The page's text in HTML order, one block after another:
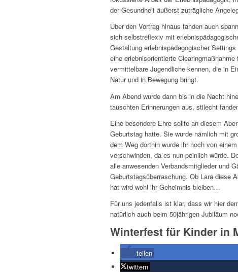
der Gesundheit äußerst zuträgliche
Über den Vortrag hinaus fanden auch
sich selbstreflexiv mit
Gestaltung erlebnispädagogischer
eine erlebnisorientierte
vermittelbare Jugendliche kennen, die in
Natur und in Bewegung bringt.
Am Abend wurde dann bis in die Nacht
tauschten Erinnerungen aus, stilecht
Eine besondere Ehre sollte an diesem
Geburtstag hatte. Sie wurde nämlich mit
dem Weg dorthin wurde ihr noch von
verschwinden, da es nun peinlich würde.
alle anwesenden Verbandsmitglieder und
Geburtstagsüberraschung. Ob Lara diese
hat wird wohl ihr Geheimnis bleiben…
Für uns jedenfalls ist klar, dass wir hier
natürlich auch beim 50jährigen Jubiläum
Winterfest für Kinder in
teilen
twittern